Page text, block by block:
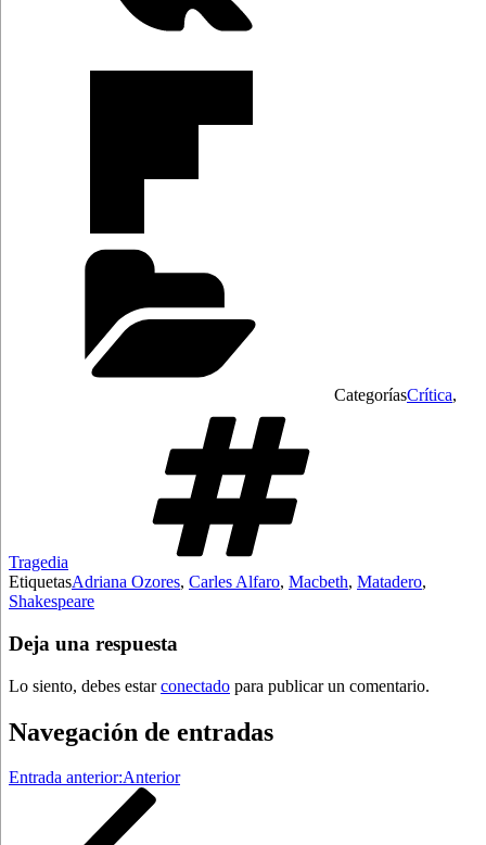
CategoríasCrítica,
Tragedia
EtiquetasAdriana Ozores, Carles Alfaro, Macbeth, Matadero,
Shakespeare
Deja una respuesta
Lo siento, debes estarconectado para publicar un comentario.
Navegación de entradas
Entrada anterior:Anterior